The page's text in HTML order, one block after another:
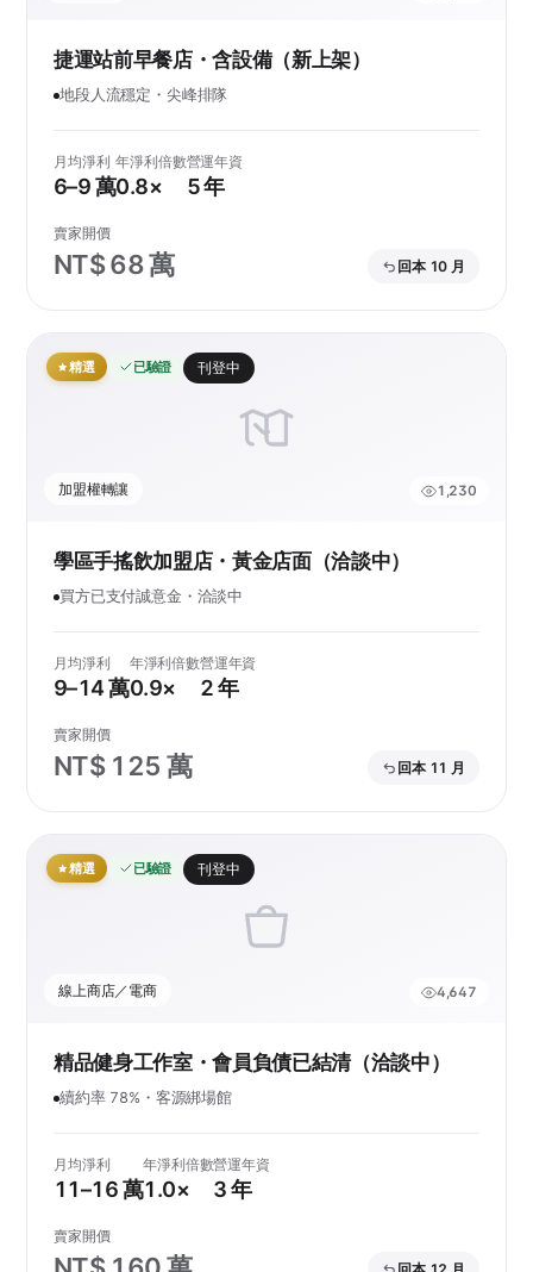
捷運站前早餐店・含設備（新上架）
地段人流穩定・尖峰排隊
月均淨利
6–9 萬
年淨利倍數
0.8×
營運年資
5 年
賣家開價
NT$ 68 萬 回本 10 月
精選 已驗證 刊登中
加盟權轉讓 1,230
學區手搖飲加盟店・黃金店面（洽談中）
買方已支付誠意金・洽談中
月均淨利
9–14 萬
年淨利倍數
0.9×
營運年資
2 年
賣家開價
NT$ 125 萬 回本 11 月
精選 已驗證 刊登中
線上商店／電商 4,647
精品健身工作室・會員負債已結清（洽談中）
續約率 78%・客源綁場館
月均淨利
11–16 萬
年淨利倍數
1.0×
營運年資
3 年
賣家開價